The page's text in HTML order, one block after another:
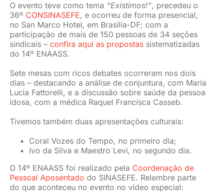
O evento teve como tema “Existimos!”, precedeu o
36º CONSINASEFE, e ocorreu de forma presencial,
no San Marco Hotel, em Brasília-DF; com a
participação de mais de 150 pessoas de 34 seções
sindicais – confira aqui as propostassistematizadas
do 14º ENAASS.
Sete mesas com ricos debates ocorreram nos dois
dias – destacando a análise de conjuntura, com Maria
Lucia Fattorelli, e a discussão sobre saúde da pessoa
idosa, com a médica Raquel Francisca Casseb.
Tivemos também duas apresentações culturais:
Coral Vozes do Tempo, no primeiro dia;
Ivo da Silva e Maestro Levi, no segundo dia.
O 14º ENAASS foi realizado pela Coordenação de
Pessoal Aposentado do SINASEFE. Relembre parte
do que aconteceu no evento no vídeo especial: